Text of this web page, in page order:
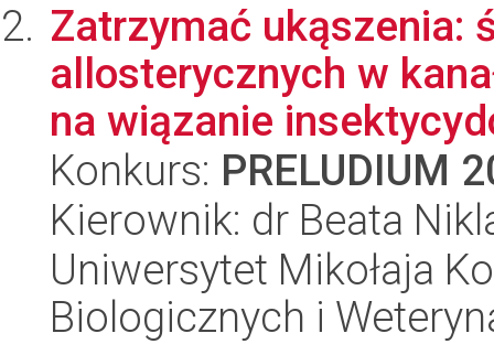
Zatrzymać ukąszenia:
allosterycznych w
na wiązanie
Konkurs: PRELUDIUM
Kierownik: dr Beata
Uniwersytet Mikołaja
Biologicznych i